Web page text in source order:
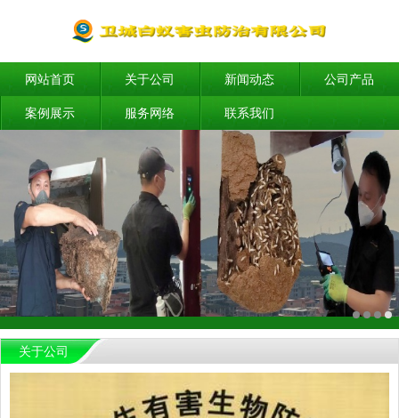
网站首页 关于公司 新闻动态 公司产品
案例展示 服务网络 联系我们
关于公司